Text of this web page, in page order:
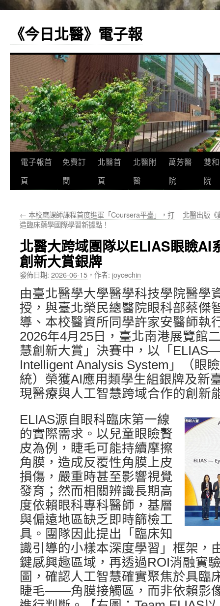
《今日北醫》電子報
跳
至
要
容
電子報首
頁
免費訂
閱
北醫首
頁
北醫附
醫
萬芳醫
院
雙
院
← 本校磨課師課程首度進軍「Coursera平臺」，打
造臨床藥學國際學習新據點！
北醫出版《
北醫大跨域團隊以ELIAS眼瞼AI
創新大賞銀牌
發佈日期: 2026-06-15 ， 作者: joycechin
由臺北醫學大學醫學科技學院醫學
授，與臺北榮民總醫院眼科部蔡傑
導、本校醫資所同學許家安醫師執
2026年4月25日，臺北南港展覽館
慧創新大賞」決賽中，以「
Intelligent Analysis System」（眼
統）榮獲AI應用類學生組銀牌及新
現醫療與人工智慧跨域合作的創新
ELIAS源自眼科臨床第一線
的實際需求。以兒童眼瞼贅
皮為例，睫毛可能持續摩擦
角膜，造成反覆性角膜上皮
損傷，嚴重時甚至影響視覺
發育；然而相關辨識長期高
度依賴眼科專科醫師，基層
與偏遠地區缺乏即時篩檢工
具。團隊因此提出「臨床知
識引導的小樣本深度學習」框架，
鍵感興趣區域，再透過ROI消融實
圖，確認人工智慧確實聚焦於具臨
睫毛——角膜接觸區，而非依賴影